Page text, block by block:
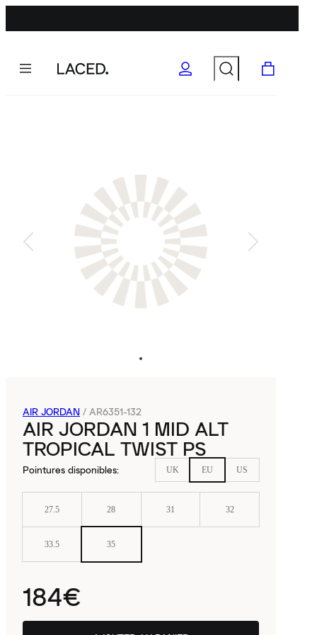
AIR JORDAN / AR6351-132
AIR JORDAN 1 MID ALT
TROPICAL TWIST PS
Pointures disponibles: UK EU US
27.5 28 31 32
33.5 35
184€